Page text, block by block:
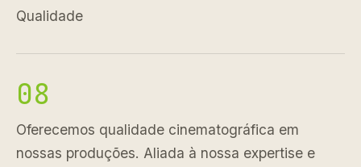
Qualidade
08
Oferecemos qualidade cinematográfica em
nossas produções. Aliada à nossa expertise e